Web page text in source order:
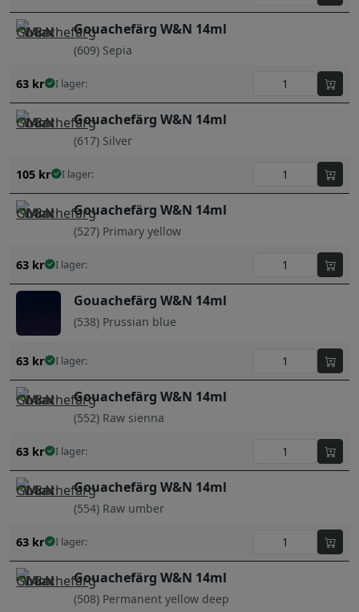
Gouachefärg W&N 14ml
(609) Sepia
63 kr I lager:
Gouachefärg W&N 14ml
(617) Silver
105 kr I lager:
Gouachefärg W&N 14ml
(527) Primary yellow
63 kr I lager:
Gouachefärg W&N 14ml
(538) Prussian blue
63 kr I lager:
Gouachefärg W&N 14ml
(552) Raw sienna
63 kr I lager:
Gouachefärg W&N 14ml
(554) Raw umber
63 kr I lager:
Gouachefärg W&N 14ml
(508) Permanent yellow deep